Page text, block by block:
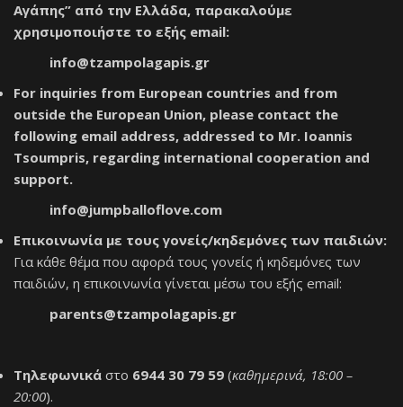
Αγάπης” από την Ελλάδα, παρακαλούμε
χρησιμοποιήστε το εξής email:
info@tzampolagapis.gr
For inquiries from European countries and from
outside the European Union, please contact the
following email address, addressed to Mr. Ioannis
Tsoumpris, regarding international cooperation and
support.
info@jumpballoflove.com
Επικοινωνία με τους γονείς/κηδεμόνες των παιδιών:
Για κάθε θέμα που αφορά τους γονείς ή κηδεμόνες των
παιδιών, η επικοινωνία γίνεται μέσω του εξής email:
parents@tzampolagapis.gr
Τηλεφωνικά στο 6944 30 79 59 (καθημερινά, 18:00 –
20:00).